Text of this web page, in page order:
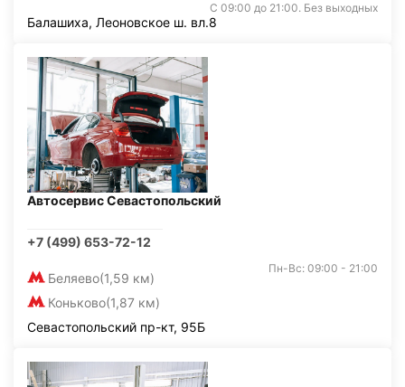
С 09:00 до 21:00. Без выходных
Балашиха, Леоновское ш. вл.8
Автосервис Севастопольский
+7 (499) 653-72-12
Беляево(1,59 км)
Коньково(1,87 км)
Пн-Вс: 09:00 - 21:00
Севастопольский пр-кт, 95Б